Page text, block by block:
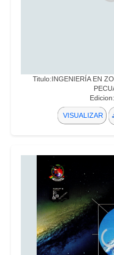
Titulo:INGENIERÍA EN
VISUALIZAR